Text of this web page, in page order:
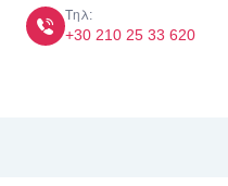
Τηλ:
+30 210 25 33 620